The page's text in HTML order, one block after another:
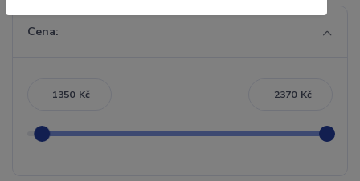
Cena:
Kč Kč